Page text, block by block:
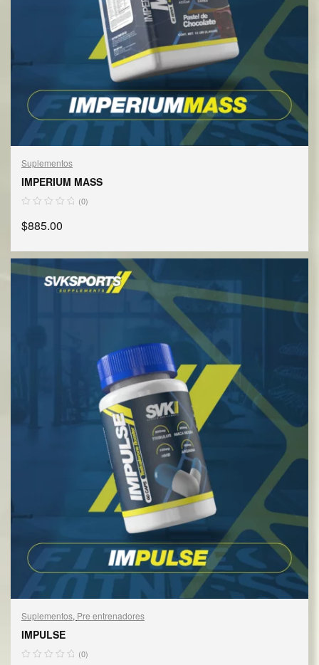
Suplementos
IMPERIUM MASS
(0)
$885.00
SELECCIONAR OPCIONES
Suplementos, Pre entrenadores
IMPULSE
(0)